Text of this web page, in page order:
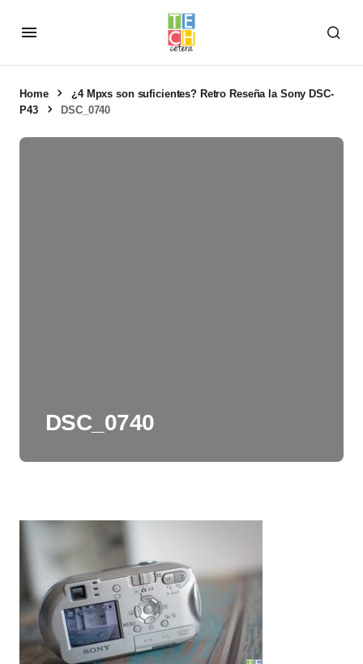
Home
¿4 Mpxs son suficientes? Retro Reseña la Sony DSC-
P43
DSC_0740
DSC_0740